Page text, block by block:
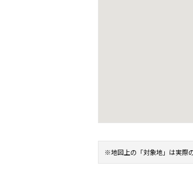
※地図上の「対象地」は実際